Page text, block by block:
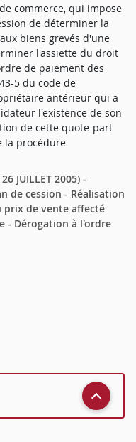
commerce, qui impose
de déterminer la
biens grevés d'une
l'assiette du droit
de paiement des
5 du code de
antérieur qui a
l'existence de son
de cette quote-part
la procédure
JUILLET 2005) -
de cession - Réalisation
prix de vente affecté
- Dérogation à l'ordre